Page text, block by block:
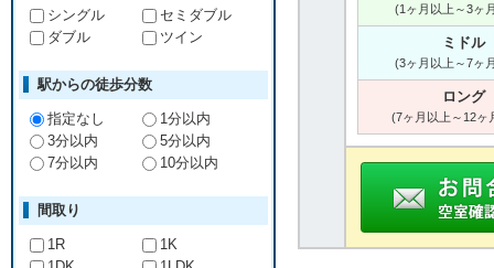
(1ヶ月以上～3ヶ
ミドル
(3ヶ月以上～7ヶ
ロング
(7ヶ月以上～12ヶ
シングル
セミダブル
ダブル
ツイン
駅からの徒歩分数
指定なし
1分以内
3分以内
5分以内
7分以内
10分以内
間取り
1R
1K